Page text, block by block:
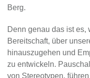
Berg.
Denn genau das ist
Bereitschaft, über
hinauszugehen und
zu entwickeln.
von Stereotypen,